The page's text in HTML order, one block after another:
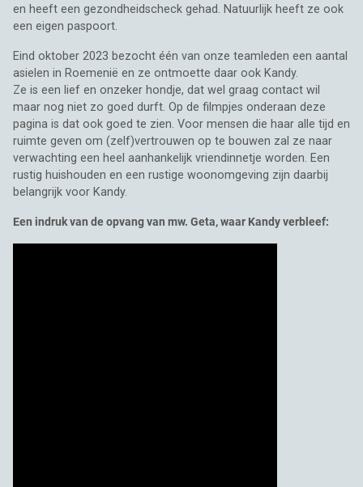
en heeft een gezondheidscheck gehad. Natuurlijk heeft ze ook
een eigen paspoort.
Eind oktober 2023 bezocht één van onze teamleden een aantal
asielen in Roemenië en ze ontmoette daar ook Kandy.
Ze is een lief en onzeker hondje, dat wel graag contact wil
maar nog niet zo goed durft. Op de filmpjes onderaan deze
pagina is dat ook goed te zien. Voor mensen die haar alle tijd en
ruimte geven om (zelf)vertrouwen op te bouwen zal ze naar
verwachting een heel aanhankelijk vriendinnetje worden. Een
rustig huishouden en een rustige woonomgeving zijn daarbij
belangrijk voor Kandy.
Een indruk van de opvang van mw. Geta, waar Kandy verbleef: